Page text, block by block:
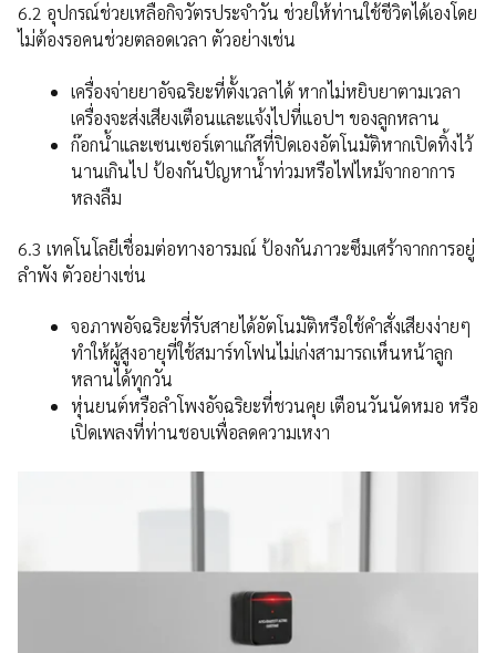
6.2 อุปกรณ์ช่วยเหลือกิจวัตรประจำวัน ช่วยให้ท่านใช้ชีวิตได้เองโดย
ไม่ต้องรอคนช่วยตลอดเวลา ตัวอย่างเช่น
เครื่องจ่ายยาอัจฉริยะที่ตั้งเวลาได้ หากไม่หยิบยาตามเวลา
เครื่องจะส่งเสียงเตือนและแจ้งไปที่แอปฯ ของลูกหลาน
ก๊อกน้ำและเซนเซอร์เตาแก๊สที่ปิดเองอัตโนมัติหากเปิดทิ้งไว้
นานเกินไป ป้องกันปัญหาน้ำท่วมหรือไฟไหม้จากอาการ
หลงลืม
6.3 เทคโนโลยีเชื่อมต่อทางอารมณ์ ป้องกันภาวะซึมเศร้าจากการอยู่
ลำพัง ตัวอย่างเช่น
จอภาพอัจฉริยะที่รับสายได้อัตโนมัติหรือใช้คำสั่งเสียงง่ายๆ
ทำให้ผู้สูงอายุที่ใช้สมาร์ทโฟนไม่เก่งสามารถเห็นหน้าลูก
หลานได้ทุกวัน
หุ่นยนต์หรือลำโพงอัจฉริยะที่ชวนคุย เตือนวันนัดหมอ หรือ
เปิดเพลงที่ท่านชอบเพื่อลดความเหงา